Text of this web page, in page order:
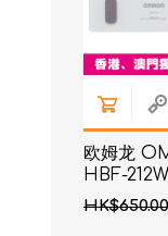
欧姆龙
HBF-
测量器 白色
HK$650.00